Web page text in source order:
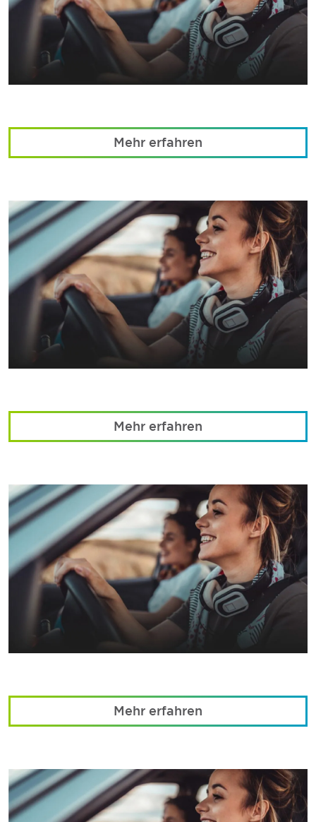
Mehr erfahren
Mehr erfahren
Mehr erfahren